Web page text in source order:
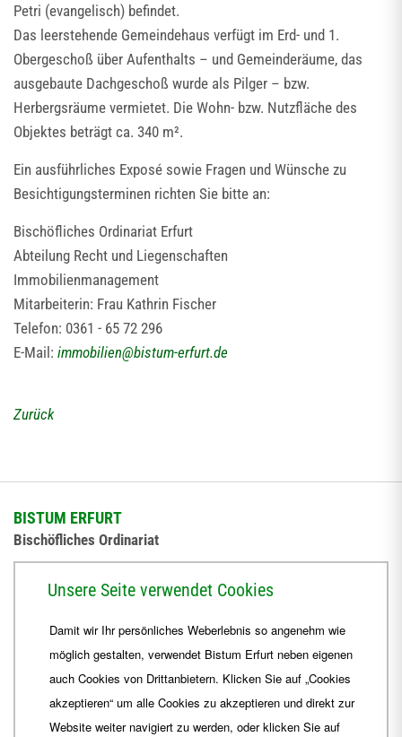
Petri (evangelisch) befindet.
Das leerstehende Gemeindehaus verfügt im Erd- und 1.
Obergeschoß über Aufenthalts – und Gemeinderäume, das
ausgebaute Dachgeschoß wurde als Pilger – bzw.
Herbergsräume vermietet. Die Wohn- bzw. Nutzfläche des
Objektes beträgt ca. 340 m².
Ein ausführliches Exposé sowie Fragen und Wünsche zu
Besichtigungsterminen richten Sie bitte an:
Bischöfliches Ordinariat Erfurt
Abteilung Recht und Liegenschaften
Immobilienmanagement
Mitarbeiterin: Frau Kathrin Fischer
Telefon: 0361 - 65 72 296
E-Mail: immobilien@bistum-erfurt.de
Zurück
BISTUM ERFURT
Bischöfliches Ordinariat
+49 361 6572-444
E-Mail ordinariat@Bistum-Erfurt.de
Unsere Seite verwendet Cookies
Damit wir Ihr persönliches Weberlebnis so angenehm wie
möglich gestalten, verwendet Bistum Erfurt neben eigenen
auch Cookies von Drittanbietern. Klicken Sie auf „Cookies
akzeptieren“ um alle Cookies zu akzeptieren und direkt zur
Website weiter navigiert zu werden, oder klicken Sie auf